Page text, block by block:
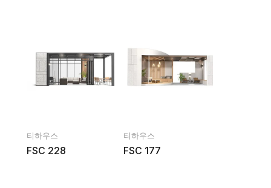
티하우스
FSC 228
티하우스
FSC 177